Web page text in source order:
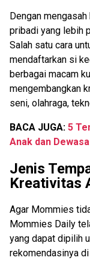
Dengan
pribadi yang lebih
Salah satu cara
mendaftarkan si
berbagai macam
mengembangkan
seni, olahraga,
BACA JUGA: 5
Anak dan
Jenis
Kreativitas
Agar Mommies
Mommies Daily
yang dapat dipilih
rekomendasinya